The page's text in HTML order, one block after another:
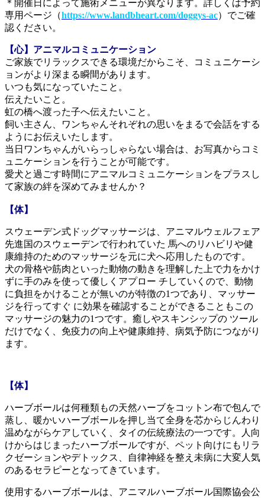
＊開催日によって施術メニューが異なります。詳しくは予約
専用ページ（https://www.landbheart.com/doggys-ac）でご確
認ください。
【心】アニマルコミュニケーション
ご家族でリラックスできる環境だからこそ、コミュニケーシ
ョンがより深まる瞬間があります。
いつも気になっていたこと。
伝えたいこと。
虹の橋へ渡った子へ伝えたいこと。
飼い主さん、ワンちゃんそれぞれの思いをまるで会話をする
ようにお伝えいたします。
当日ワンちゃんがいらっしゃらない場合は、お写真からコミ
ュニケーションを行うことが可能です。
愛犬と過ごす時間にアニマルコミュニケーションをプラスし
て家族の絆を深めてみませんか？
【体】
スウェーデン式ドッグマッサージは、アニマルウェルフェア
先進国のスウェーデンで行われていた 馬へのリハビリや健
康維持のためのマッサージを元に犬へ応用したものです。
犬の骨格や筋肉といった動物の動きを理解した上で力をかけ
ずに手のみを使って優しくアプロー チしていくので、動物
に負担をかけることが無いのが特徴の1つであり、マッサー
ジを行ってすぐ に効果を確認することができることもこの
マッサージの魅力の1つです。癒しやスキンシップの ツール
だけでなく、免疫力の向上や健康維持、病気予防につながり
ます。
【体】
ハーブボールは何種類もの天然ハーブをコットン布で包んで
蒸し、暖かいハーブボールを押し当て全身を芯からじんわり
温めながらケアしていく、タイの伝統療法の一つです。人向
けからはじまったハーブボールですが、ペット向けにもリラ
クゼーションやデトックス、自律神経を整え未病に大変人気
のあるセラピーとなってきています。
使用するハーブボールは、アニマルハーブボール国際協会公